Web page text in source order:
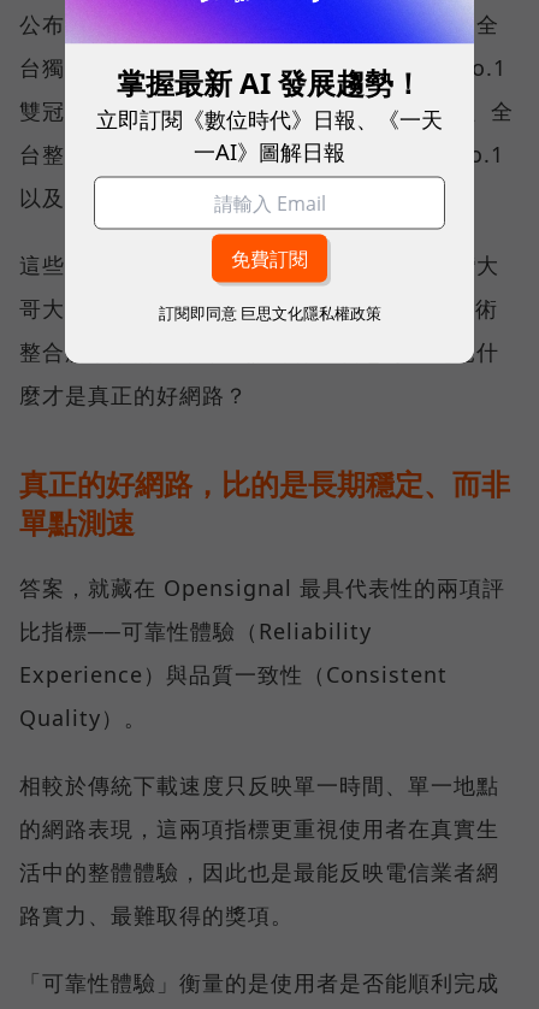
公布的台灣行動網路體驗報告中，更一舉斬獲全
台獨有的「可靠性體驗」與「品質一致性」No.1
雙冠王，同時，包辦全台整體影音體驗 No.1、全
台整體語音體驗 No.1、全台 5G 語音體驗 No.1
以及全台網路在線率 No.1 多項榮譽。
這些獎項反映的不只是網路順暢，更代表台灣大
哥大長期投入頻譜布局、基地台建設與 5G 技術
整合所累積的成果，也讓外界重新思考：究竟什
麼才是真正的好網路？
真正的好網路，比的是長期穩定、而非
單點測速
答案，就藏在 Opensignal 最具代表性的兩項評
比指標──可靠性體驗（Reliability
Experience）與品質一致性（Consistent
Quality）。
相較於傳統下載速度只反映單一時間、單一地點
的網路表現，這兩項指標更重視使用者在真實生
活中的整體體驗，因此也是最能反映電信業者網
路實力、最難取得的獎項。
「可靠性體驗」衡量的是使用者是否能順利完成
掌握最新 AI 發展趨勢！
立即訂閱《數位時代》日報、《一天
一AI》圖解日報
訂閱即同意 巨思文化隱私權政策